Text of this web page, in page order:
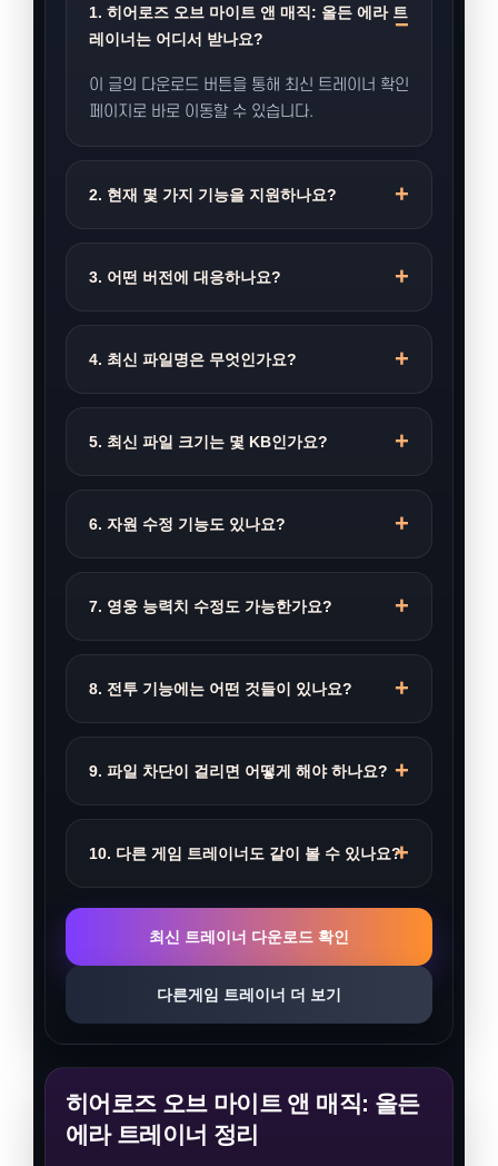
1. 히어로즈 오브 마이트 앤 매직: 올든 에라 트
레이너는 어디서 받나요?
이 글의 다운로드 버튼을 통해 최신 트레이너 확인
페이지로 바로 이동할 수 있습니다.
2. 현재 몇 가지 기능을 지원하나요?
3. 어떤 버전에 대응하나요?
4. 최신 파일명은 무엇인가요?
5. 최신 파일 크기는 몇 KB인가요?
6. 자원 수정 기능도 있나요?
7. 영웅 능력치 수정도 가능한가요?
8. 전투 기능에는 어떤 것들이 있나요?
9. 파일 차단이 걸리면 어떻게 해야 하나요?
10. 다른 게임 트레이너도 같이 볼 수 있나요?
최신 트레이너 다운로드 확인
다른게임 트레이너 더 보기
히어로즈 오브 마이트 앤 매직: 올든
에라 트레이너 정리